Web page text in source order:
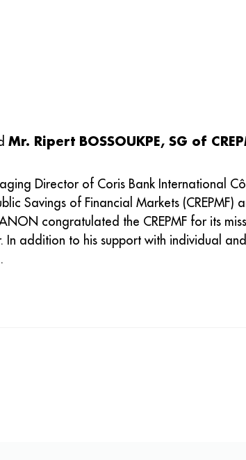
Mr. Ripert BOSSOUKPE, SG of
Director of Coris Bank International
Savings of Financial Markets (CREPMF)
congratulated the CREPMF for its
addition to his support with individual and